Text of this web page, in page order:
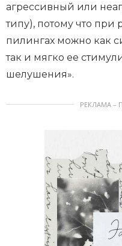
агрессивный или
типу), потому что при
пилингах можно как
так и мягко ее
шелушения».
РЕКЛАМА –